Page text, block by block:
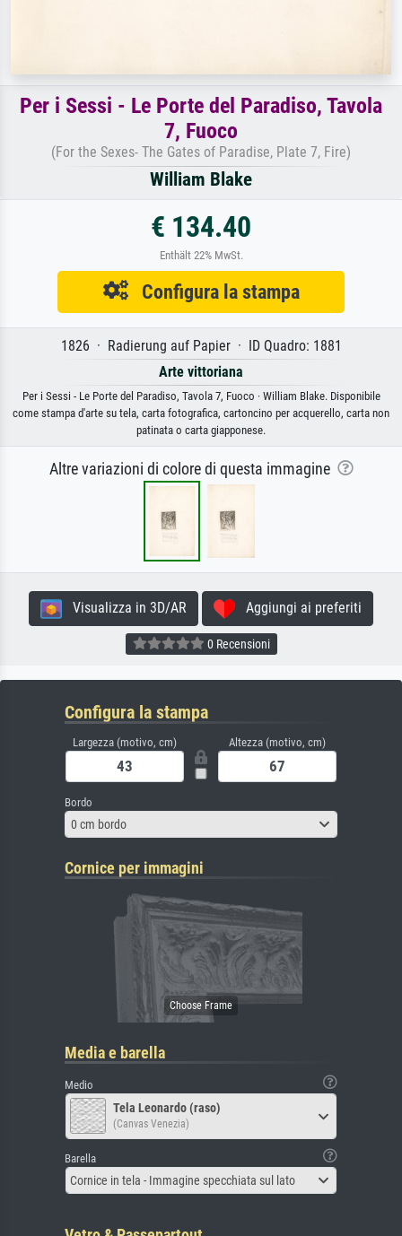
Per i Sessi - Le Porte del Paradiso, Tavola
7, Fuoco
(For the Sexes- The Gates of Paradise, Plate 7, Fire)
William Blake
€ 134.40
Enthält 22% MwSt.
Configura la stampa
1826 · Radierung auf Papier · ID Quadro: 1881
Arte vittoriana
Per i Sessi - Le Porte del Paradiso, Tavola 7, Fuoco · William Blake. Disponibile
come stampa d'arte su tela, carta fotografica, cartoncino per acquerello, carta non
patinata o carta giapponese.
Altre variazioni di colore di questa immagine
Visualizza in 3D/AR Aggiungi ai preferiti
0 Recensioni
Configura la stampa
Largezza (motivo, cm) Altezza (motivo, cm)
Bordo
0 cm bordo
Cornice per immagini
Media e barella
Medio
Tela Leonardo (raso)
(Canvas Venezia)
Barella
Cornice in tela - Immagine specchiata sul lato